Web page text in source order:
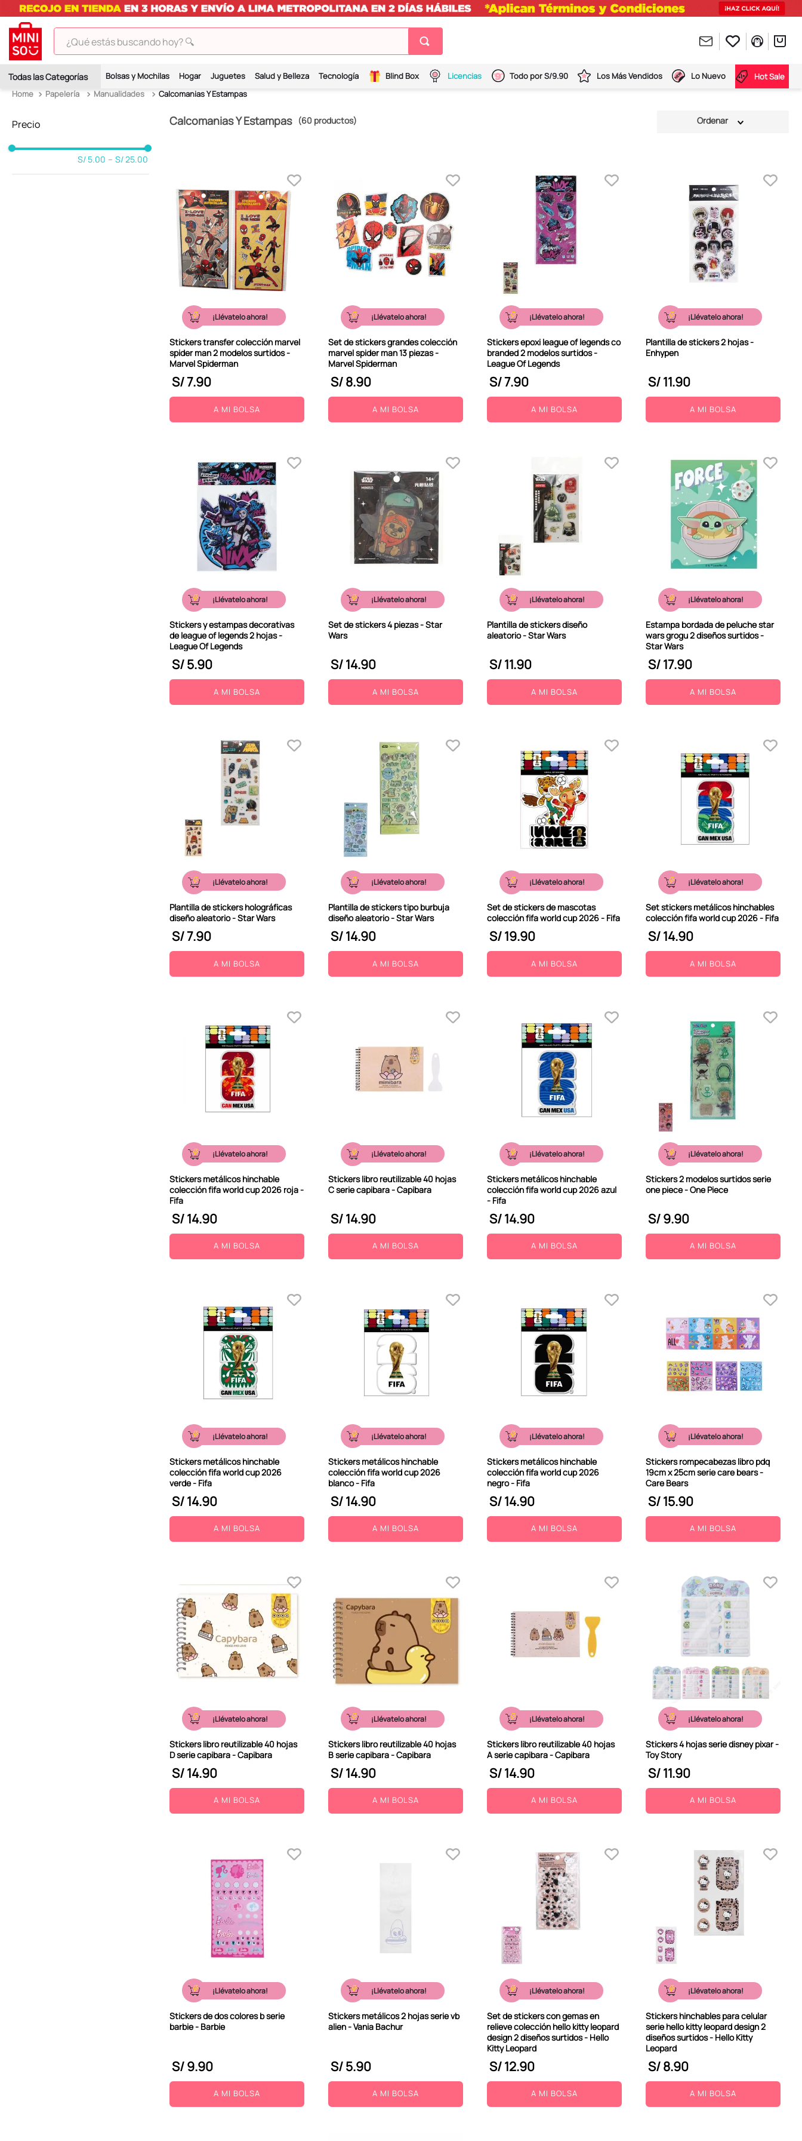
¿Qué estás buscando hoy? 🔍
Bolsas y Mochilas Hogar Juguetes Salud y Belleza Tecnología Blind Box Licencias Todo por S/9.90 Los Más Vendidos Lo Nuevo
Hot Sale
Papelería
Manualidades Calcomanias Y Estampas
S/ 5.00 – S/ 25.00
Calcomanias Y Estampas 60 productos
¡Llévatelo ahora!
Stickers transfer colección marvel
spider man 2 modelos surtidos -
Marvel Spiderman
S/7.90
A MI BOLSA
¡Llévatelo ahora!
Set de stickers grandes colección
marvel spider man 13 piezas -
Marvel Spiderman
S/8.90
A MI BOLSA
¡Llévatelo ahora!
Stickers epoxi league of legends co
branded 2 modelos surtidos -
League Of Legends
S/7.90
A MI BOLSA
¡Llévatelo ahora!
Plantilla de stickers 2 hojas -
Enhypen
S/11.90
A MI BOLSA
¡Llévatelo ahora!
Stickers y estampas decorativas
de league of legends 2 hojas -
League Of Legends
S/5.90
A MI BOLSA
¡Llévatelo ahora!
Set de stickers 4 piezas - Star
Wars
S/14.90
A MI BOLSA
¡Llévatelo ahora!
Plantilla de stickers diseño
aleatorio - Star Wars
S/11.90
A MI BOLSA
¡Llévatelo ahora!
Estampa bordada de peluche star
wars grogu 2 diseños surtidos -
Star Wars
S/17.90
A MI BOLSA
¡Llévatelo ahora!
Plantilla de stickers holográficas
diseño aleatorio - Star Wars
S/7.90
A MI BOLSA
¡Llévatelo ahora!
Plantilla de stickers tipo burbuja
diseño aleatorio - Star Wars
S/14.90
A MI BOLSA
¡Llévatelo ahora!
Set de stickers de mascotas
colección fifa world cup 2026 - Fifa
S/19.90
A MI BOLSA
¡Llévatelo ahora!
Set stickers metálicos hinchables
colección fifa world cup 2026 - Fifa
S/14.90
A MI BOLSA
¡Llévatelo ahora!
Stickers metálicos hinchable
colección fifa world cup 2026 roja -
Fifa
S/14.90
A MI BOLSA
¡Llévatelo ahora!
Stickers libro reutilizable 40 hojas
C serie capibara - Capibara
S/14.90
A MI BOLSA
¡Llévatelo ahora!
Stickers metálicos hinchable
colección fifa world cup 2026 azul
- Fifa
S/14.90
A MI BOLSA
¡Llévatelo ahora!
Stickers 2 modelos surtidos serie
one piece - One Piece
S/9.90
A MI BOLSA
¡Llévatelo ahora!
Stickers metálicos hinchable
colección fifa world cup 2026
verde - Fifa
S/14.90
A MI BOLSA
¡Llévatelo ahora!
Stickers metálicos hinchable
colección fifa world cup 2026
blanco - Fifa
S/14.90
A MI BOLSA
¡Llévatelo ahora!
Stickers metálicos hinchable
colección fifa world cup 2026
negro - Fifa
S/14.90
A MI BOLSA
¡Llévatelo ahora!
Stickers rompecabezas libro pdq
19cm x 25cm serie care bears -
Care Bears
S/15.90
A MI BOLSA
¡Llévatelo ahora!
Stickers libro reutilizable 40 hojas
D serie capibara - Capibara
S/14.90
A MI BOLSA
¡Llévatelo ahora!
Stickers libro reutilizable 40 hojas
B serie capibara - Capibara
S/14.90
A MI BOLSA
¡Llévatelo ahora!
Stickers libro reutilizable 40 hojas
A serie capibara - Capibara
S/14.90
A MI BOLSA
¡Llévatelo ahora!
Stickers 4 hojas serie disney pixar -
Toy Story
S/11.90
A MI BOLSA
¡Llévatelo ahora!
Stickers de dos colores b serie
barbie - Barbie
S/9.90
A MI BOLSA
¡Llévatelo ahora!
Stickers metálicos 2 hojas serie vb
alien - Vania Bachur
S/5.90
A MI BOLSA
¡Llévatelo ahora!
Set de stickers con gemas en
relieve colección hello kitty leopard
design 2 diseños surtidos - Hello
Kitty Leopard
S/12.90
A MI BOLSA
¡Llévatelo ahora!
Stickers hinchables para celular
serie hello kitty leopard design 2
diseños surtidos - Hello Kitty
Leopard
S/8.90
A MI BOLSA
4.
chiikawas
harry potter
tomatodo